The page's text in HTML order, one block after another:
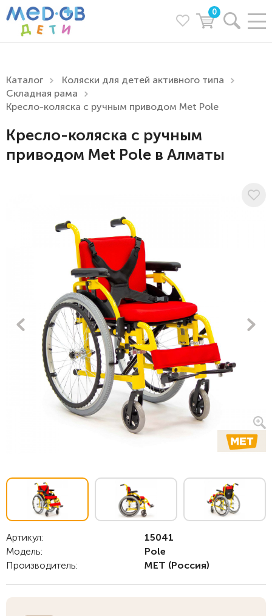
0
Каталог
Коляски для детей активного типа
Складная рама
Кресло-коляска с ручным приводом Met Pole
Кресло-коляска с ручным
приводом Met Pole в Алматы
Артикул:
15041
Модель:
Pole
Производитель:
MET (Россия)